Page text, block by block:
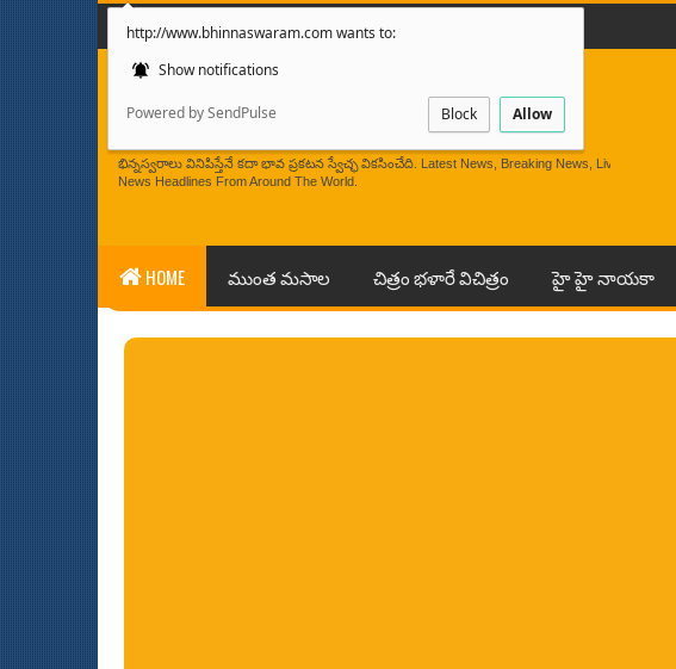
http://www.bhinnaswaram.com wants to:
Show notifications
Powered by SendPulse Block Allow
మొదటి పేజి మా గురించి
BHINNASWARAM
భిన్నస్వరాలు వినిపిస్తేనే కదా భావ ప్రకటన స్వేచ్ఛ వికసించేది. Latest News, Breaking News, Live Andhra
News Headlines From Around The World.
HOME ముంత మసాల చిత్రం భళారే విచిత్రం హై హై నాయకా